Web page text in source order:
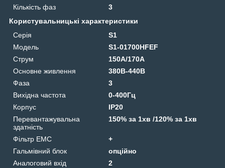
Кількість фаз
3
Користувальницькі характеристики
Серія
S1
Модель
S1-01700HFEF
Струм
150А/170А
Основне живлення
380В-440В
Фаза
3
Вихідна частота
0-400Гц
Корпус
IP20
Перевантажувальна
здатність
150% за 1хв /120% за 1хв
Фільтр ЕМС
+
Гальмівний блок
опційно
Аналоговий вхід
2